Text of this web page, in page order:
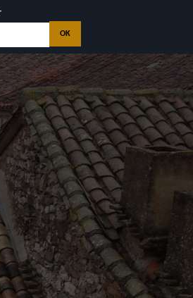
de Didonne